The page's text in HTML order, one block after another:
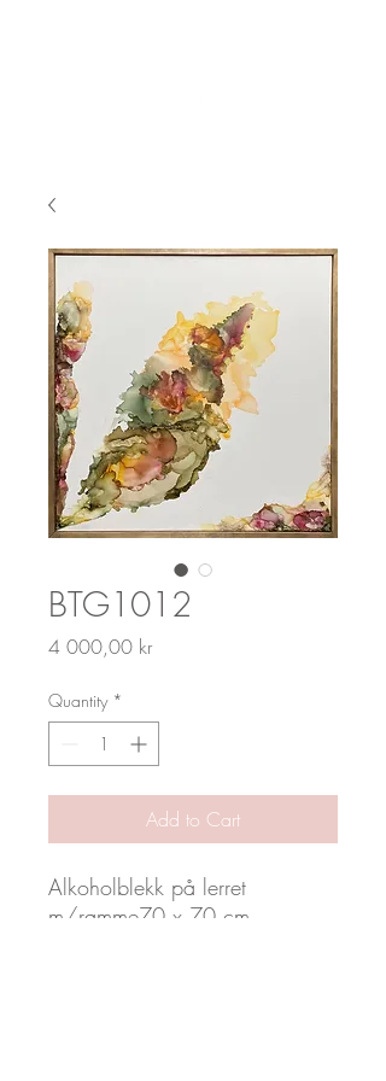
BTG1012
4 000,00 krPrice
Quantity *
Add to Cart
Alkoholblekk på lerret
m/ramme70 x 70 cm